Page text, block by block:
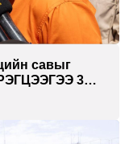
савыг
3